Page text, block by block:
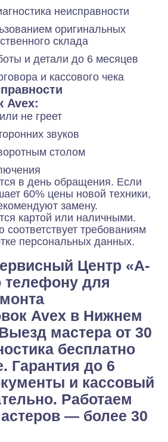
неисправности
оригинальных
склада
и детали до 6 месяцев
и кассового чека
Avex:
не греет
звуков
столом
в день обращения. Если
60% цены новой техники,
замену.
картой или наличными.
требованиям
персональных данных.
Центр «А-
телефону для
Avex в Нижнем
мастера от 30
бесплатно
Гарантия до 6
и кассовый
Работаем
— более 30